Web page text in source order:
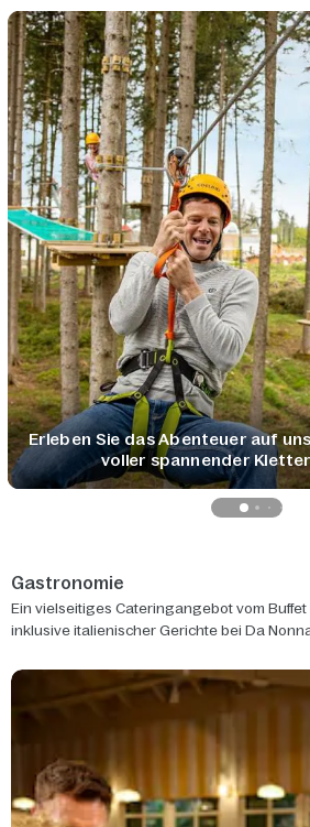
Erleben Sie das Abenteuer auf
voller spannender
Gastronomie
Ein vielseitiges Cateringangebot vom Buffet
inklusive italienischer Gerichte bei Da